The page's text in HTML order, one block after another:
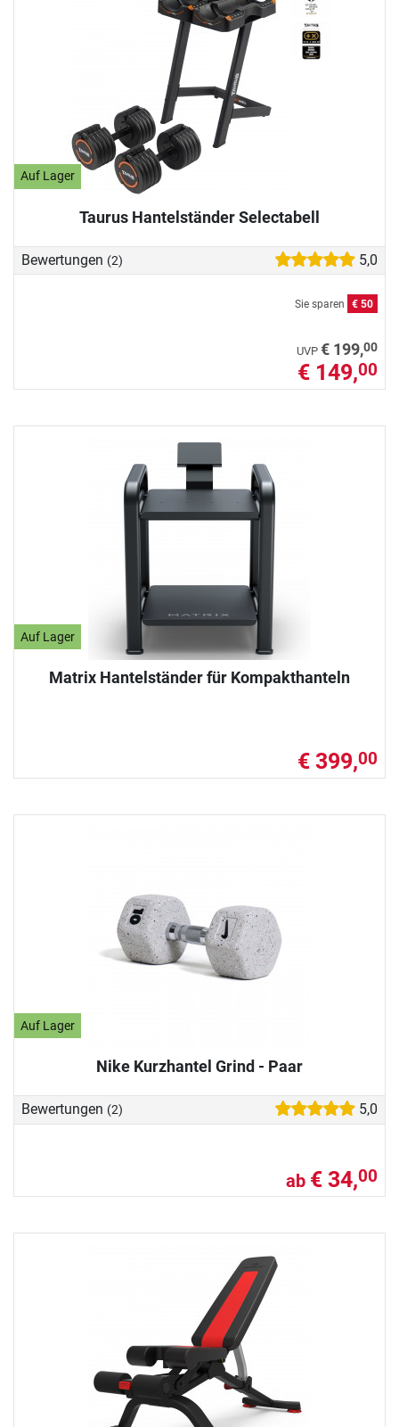
Auf Lager
Taurus Hantelständer Selectabell
Bewertungen (2) 5,0
Sie sparen € 50
UVP € 199,00
€ 149,00
Auf Lager
Matrix Hantelständer für Kompakthanteln
€ 399,00
Auf Lager
Nike Kurzhantel Grind - Paar
Bewertungen (2) 5,0
ab € 34,00